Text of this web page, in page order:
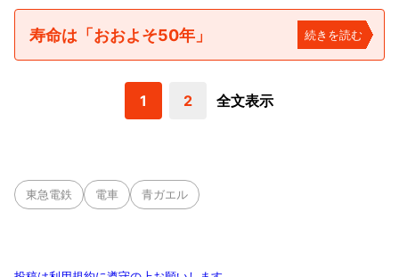
寿命は「おおよそ50年」 続きを読む
1 2 全文表示
東急電鉄 電車 青ガエル